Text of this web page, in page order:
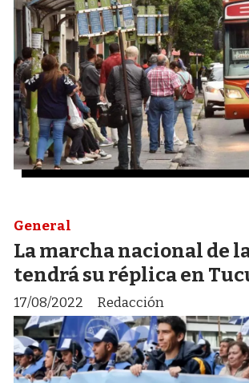
La marcha nacional de
tendrá su réplica en
Redacción
General
17/08/2022